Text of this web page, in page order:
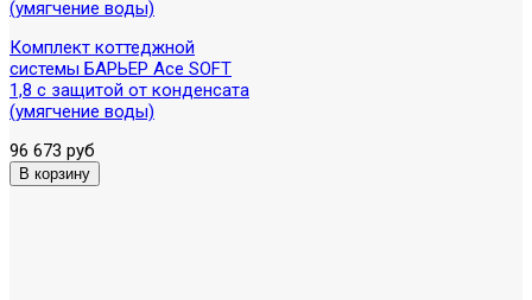
Комплект коттеджной
системы БАРЬЕР Ace SOFT
1,8 с защитой от конденсата
(умягчение воды)
96 673 руб